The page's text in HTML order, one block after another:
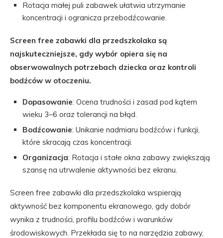
Rotacja małej puli zabawek ułatwia utrzymanie
koncentracji i ogranicza przebodźcowanie.
Screen free zabawki dla przedszkolaka są
najskuteczniejsze, gdy wybór opiera się na
obserwowalnych potrzebach dziecka oraz kontroli
bodźców w otoczeniu.
Dopasowanie: Ocena trudności i zasad pod kątem
wieku 3–6 oraz tolerancji na błąd.
Bodźcowanie: Unikanie nadmiaru bodźców i funkcji,
które skracają czas koncentracji.
Organizacja: Rotacja i stałe okna zabawy zwiększają
szansę na utrwalenie aktywności bez ekranu.
Screen free zabawki dla przedszkolaka wspierają
aktywność bez komponentu ekranowego, gdy dobór
wynika z trudności, profilu bodźców i warunków
środowiskowych. Przekłada się to na narzędzia zabawy,